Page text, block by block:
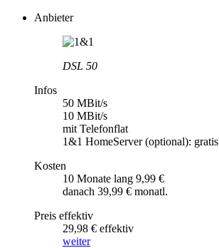
Anbieter
DSL 50
Infos
50 MBit/s
10 MBit/s
mit Telefonflat
1&1 HomeServer (optional): gratis
Kosten
10 Monate lang 9,99 €
danach 39,99 € monatl.
Preis effektiv
29,98 € effektiv
weiter